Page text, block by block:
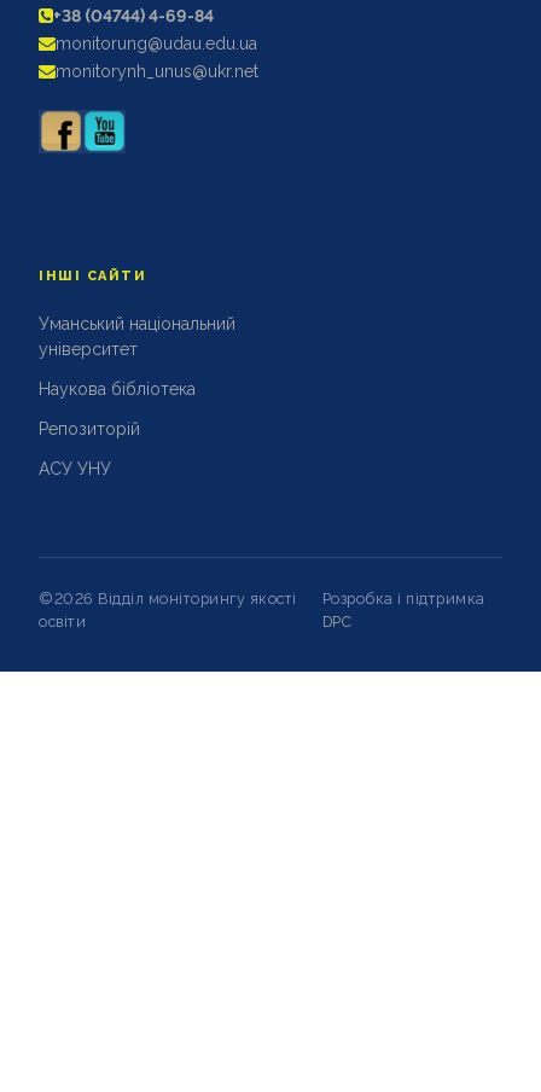
АКРЕДИТАЦІЙНІ ЕКСПЕРТИЗИ
АКАДЕМІЧНА ДОБРОЧЕСНІСТЬ
+38 (04744) 4-69-84
monitorung@udau.edu.ua
monitorynh_unus@ukr.net
ІНШІ САЙТИ
Уманський національний
університет
Наукова бібліотека
Репозиторій
АСУ УНУ
©2026 Відділ моніторингу якості
освіти
Розробка і підтримка
DPC